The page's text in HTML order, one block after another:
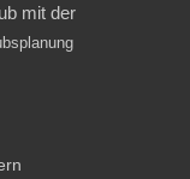
mit der